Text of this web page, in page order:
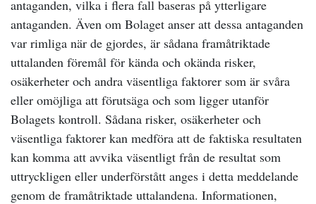
antaganden, vilka i flera fall baseras på ytterligare
antaganden. Även om Bolaget anser att dessa antaganden
var rimliga när de gjordes, är sådana framåtriktade
uttalanden föremål för kända och okända risker,
osäkerheter och andra väsentliga faktorer som är svåra
eller omöjliga att förutsäga och som ligger utanför
Bolagets kontroll. Sådana risker, osäkerheter och
väsentliga faktorer kan medföra att de faktiska resultaten
kan komma att avvika väsentligt från de resultat som
uttryckligen eller underförstått anges i detta meddelande
genom de framåtriktade uttalandena. Informationen,